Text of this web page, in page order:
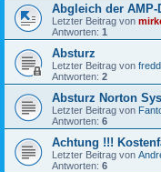
Abgleich der AMP-
Letzter Beitrag von
Antworten: 1
Absturz
Letzter Beitrag von
Antworten: 2
Absturz Norton
Letzter Beitrag von
Antworten: 6
Achtung !!!
Letzter Beitrag von
Antworten: 6